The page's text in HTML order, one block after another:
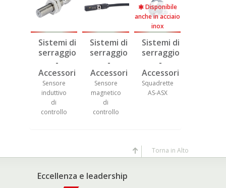
Sistemi di
serraggio
-
Accessori
Sensore
magnetico
di
controllo
Disponibile
Sistemi di
serraggio
-
Accessori
Squadrette
AS-ASX
Disponibile
anche in acciaio
inox
Sistemi di
serraggio
-
Accessori
Tiranti a U
Eccellenza e leadership
Torna in Alto